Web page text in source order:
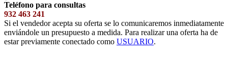
Teléfono para consultas
932 463 241
Si el vendedor acepta su oferta se lo comunicaremos inmediatamente
enviándole un presupuesto a medida. Para realizar una oferta ha de
estar previamente conectado como USUARIO.